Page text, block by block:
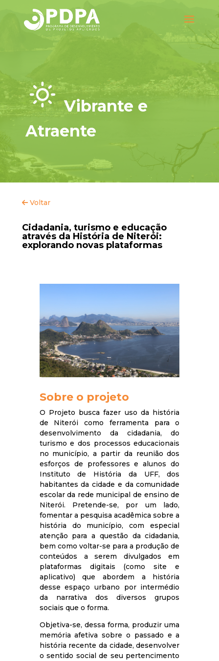
Vibrante e
Atraente
Voltar
Cidadania, turismo e educação
através da História de Niterói:
explorando novas plataformas
Sobre o projeto
O Projeto busca fazer uso da história
de Niterói como ferramenta para o
desenvolvimento da cidadania, do
turismo e dos processos educacionais
no município, a partir da reunião dos
esforços de professores e alunos do
Instituto de História da UFF, dos
habitantes da cidade e da comunidade
escolar da rede municipal de ensino de
Niterói. Pretende-se, por um lado,
fomentar a pesquisa acadêmica sobre a
história do município, com especial
atenção para a questão da cidadania,
bem como voltar-se para a produção de
conteúdos a serem divulgados em
plataformas digitais (como site e
aplicativo) que abordem a história
desse espaço urbano por intermédio
da narrativa dos diversos grupos
sociais que o forma.
Objetiva-se, dessa forma, produzir uma
memória afetiva sobre o passado e a
história recente da cidade, desenvolver
o sentido social de seu pertencimento